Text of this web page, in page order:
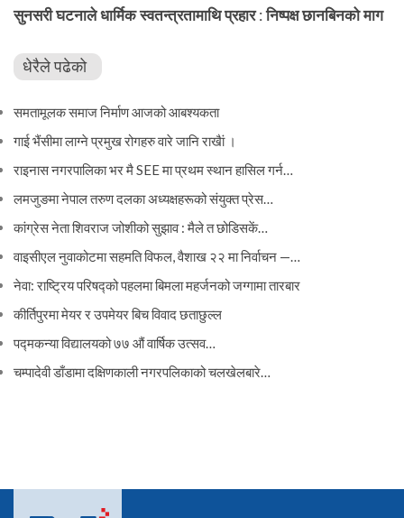
सुनसरी घटनाले धार्मिक स्वतन्त्रतामाथि प्रहार : निष्पक्ष छानबिनको माग
धेरैले पढेको
समतामूलक समाज निर्माण आजको आबश्यकता
गाई भैंसीमा लाग्ने प्रमुख रोगहरु वारे जानि राखैां ।
राइनास नगरपालिका भर मै SEE मा प्रथम स्थान हासिल गर्न…
लमजुङमा नेपाल तरुण दलका अध्यक्षहरूको संयुक्त प्रेस…
कांग्रेस नेता शिवराज जोशीको सुझाव : मैले त छोडिसकें…
वाइसीएल नुवाकोटमा सहमति विफल, वैशाख २२ मा निर्वाचन —…
नेवा: राष्ट्रिय परिषद्को पहलमा बिमला महर्जनको जग्गामा तारबार
कीर्तिपुरमा मेयर र उपमेयर बिच विवाद छताछुल्ल
पद्मकन्या विद्यालयको ७७ औं ‌‌वार्षिक ‌उत्सव…
चम्पादेवी डाँडामा दक्षिणकाली नगरपलिकाको चलखेलबारे…